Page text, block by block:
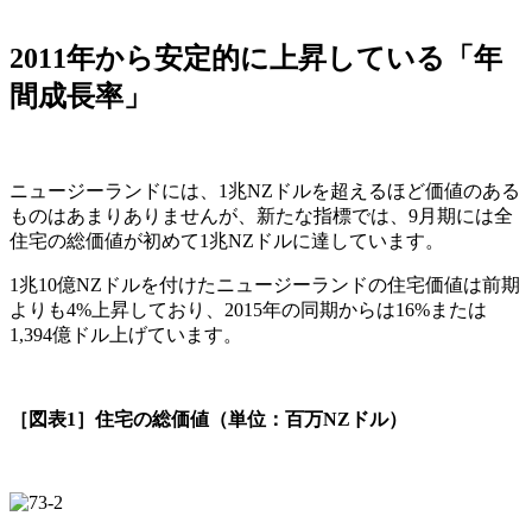
2011年から安定的に上昇している「年
間成長率」
ニュージーランドには、1兆NZドルを超えるほど価値のある
ものはあまりありませんが、新たな指標では、9月期には全
住宅の総価値が初めて1兆NZドルに達しています。
1兆10億NZドルを付けたニュージーランドの住宅価値は前期
よりも4%上昇しており、2015年の同期からは16%または
1,394億ドル上げています。
［図表1］住宅の総価値（単位：百万NZドル）